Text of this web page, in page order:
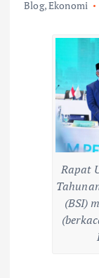
Blog,Ekonomi
Rapat
(BSI)